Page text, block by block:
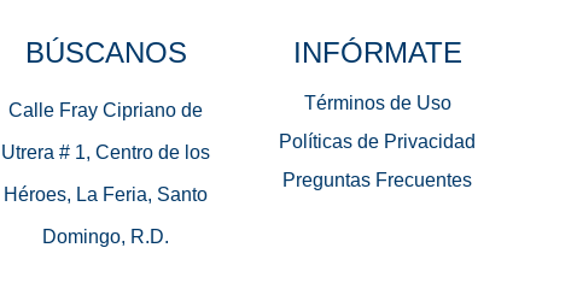
BÚSCANOS
Calle Fray Cipriano de
Utrera # 1, Centro de los
Héroes, La Feria, Santo
Domingo, R.D.
INFÓRMATE
Términos de Uso
Políticas de Privacidad
Preguntas Frecuentes